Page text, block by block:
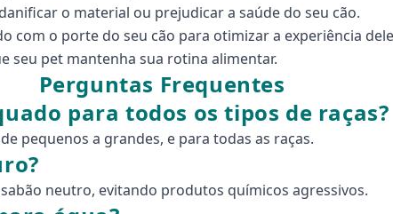
o material ou prejudicar a saúde do seu cão.
com o porte do seu cão para otimizar a experiência
seu pet mantenha sua rotina alimentar.
Perguntas Frequentes
para todos os tipos de raças?
pequenos a grandes, e para todas as raças.
neutro, evitando produtos químicos agressivos.